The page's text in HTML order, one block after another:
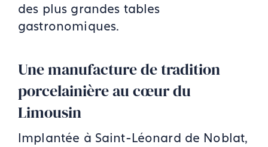
des plus grandes tables
gastronomiques.
Une manufacture de tradition
porcelainière au cœur du
Limousin
Implantée à Saint-Léonard de Noblat,